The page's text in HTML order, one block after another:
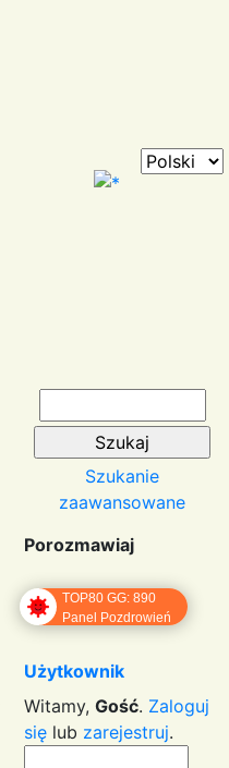
Szukanie
zaawansowane
Porozmawiaj
TOP80 GG: 890
Panel Pozdrowień
Użytkownik
Witamy, Gość. Zaloguj
się lub zarejestruj.